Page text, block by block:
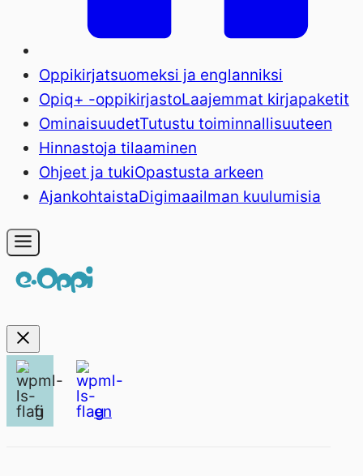
Oppikirjatsuomeksi ja englanniksi
Opiq+ -oppikirjastoLaajemmat kirjapaketit
OminaisuudetTutustu toiminnallisuuteen
Hinnastoja tilaaminen
Ohjeet ja tukiOpastusta arkeen
AjankohtaistaDigimaailman kuulumisia
fi en